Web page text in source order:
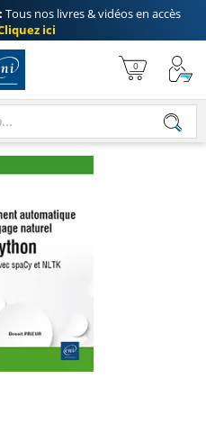
Tous nos livres & vidéos en accès
ici